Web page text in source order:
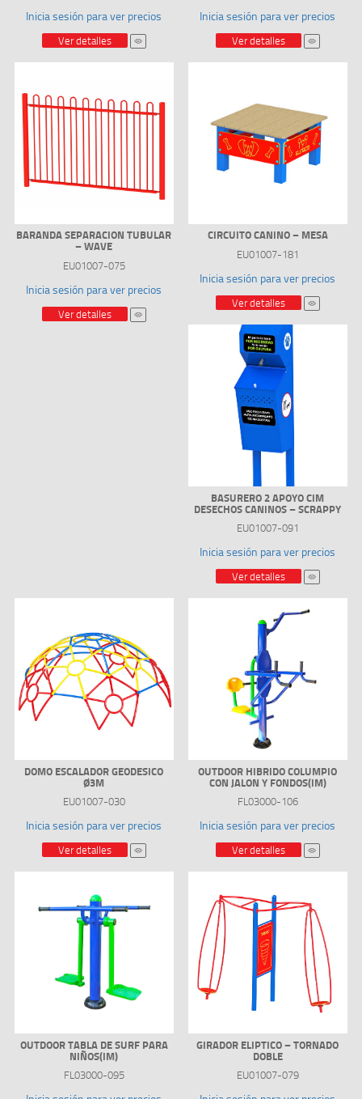
Inicia sesión para ver precios
Ver detalles
Inicia sesión para ver precios
Ver detalles
BARANDA SEPARACION TUBULAR
– WAVE
EU01007-075
Inicia sesión para ver precios
Ver detalles
CIRCUITO CANINO – MESA
EU01007-181
Inicia sesión para ver precios
Ver detalles
BASURERO 2 APOYO CIM
DESECHOS CANINOS – SCRAPPY
EU01007-091
Inicia sesión para ver precios
Ver detalles
DOMO ESCALADOR GEODESICO
Ø3M
EU01007-030
Inicia sesión para ver precios
Ver detalles
OUTDOOR HIBRIDO COLUMPIO
CON JALON Y FONDOS(IM)
FL03000-106
Inicia sesión para ver precios
Ver detalles
OUTDOOR TABLA DE SURF PARA
NIÑOS(IM)
FL03000-095
GIRADOR ELIPTICO – TORNADO
DOBLE
EU01007-079